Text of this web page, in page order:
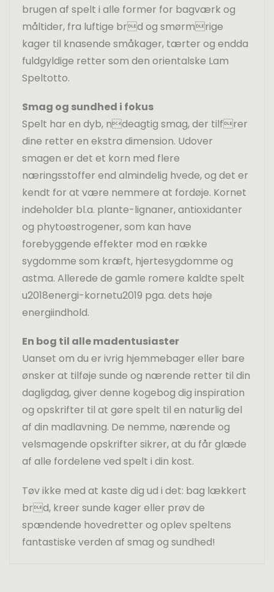
brugen af spelt i alle former for bagværk og
måltider, fra luftige brd og smørmrige
kager til knasende småkager, tærter og endda
fuldgyldige retter som den orientalske Lam
Speltotto.
Smag og sundhed i fokus
Spelt har en dyb, ndeagtig smag, der tilfrer
dine retter en ekstra dimension. Udover
smagen er det et korn med flere
næringsstoffer end almindelig hvede, og det er
kendt for at være nemmere at fordøje. Kornet
indeholder bl.a. plante-lignaner, antioxidanter
og phytoøstrogener, som kan have
forebyggende effekter mod en række
sygdomme som kræft, hjertesygdomme og
astma. Allerede de gamle romere kaldte spelt
u2018energi-kornetu2019 pga. dets høje
energiindhold.
En bog til alle madentusiaster
Uanset om du er ivrig hjemmebager eller bare
ønsker at tilføje sunde og nærende retter til din
dagligdag, giver denne kogebog dig inspiration
og opskrifter til at gøre spelt til en naturlig del
af din madlavning. De nemme, nærende og
velsmagende opskrifter sikrer, at du får glæde
af alle fordelene ved spelt i din kost.
Tøv ikke med at kaste dig ud i det: bag lækkert
brd, kreer sunde kager eller prøv de
spændende hovedretter og oplev speltens
fantastiske verden af smag og sundhed!